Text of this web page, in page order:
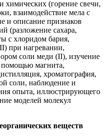
химических (горение свечи,
взаимодействие мела с
и описание признаков
(разложение сахара,
с хлоридом бария,
при нагревании,
соли меди (II), изучение
помощью магнита,
хроматография,
соли, наблюдение и
опыта, иллюстрирующего
моделей молекул
веществ